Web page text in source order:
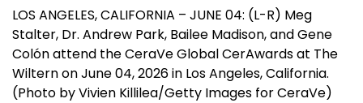
LOS ANGELES, CALIFORNIA – JUNE 04: (L-R) Meg
Stalter, Dr. Andrew Park, Bailee Madison, and Gene
Colón attend the CeraVe Global CerAwards at The
Wiltern on June 04, 2026 in Los Angeles, California.
(Photo by Vivien Killilea/Getty Images for CeraVe)